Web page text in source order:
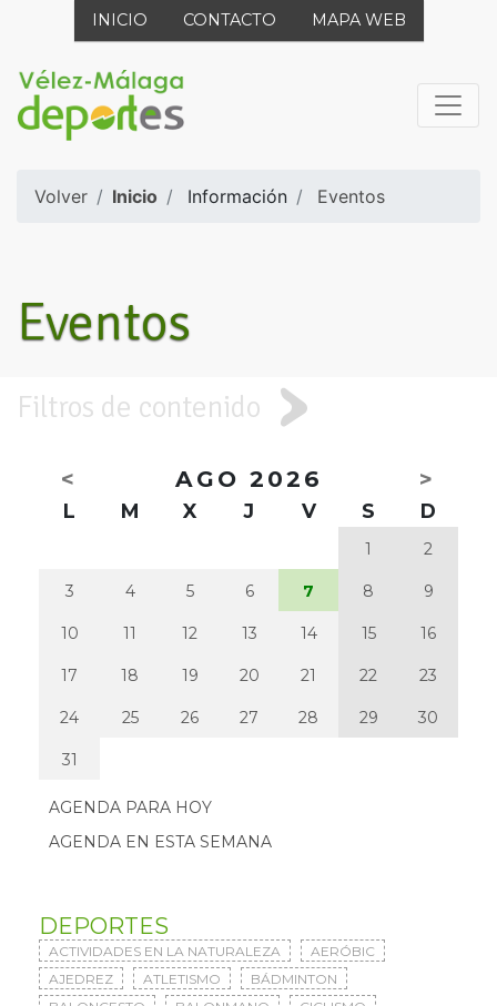
INICIO CONTACTO MAPA WEB
Volver Inicio Información Eventos
Eventos
Filtros de contenido
< AGO 2026 >
L M X J V S D
1 2
3 4 5 6 7 8 9
10 11 12 13 14 15 16
17 18 19 20 21 22 23
24 25 26 27 28 29 30
31
AGENDA PARA HOY
AGENDA EN ESTA SEMANA
DEPORTES
ACTIVIDADES EN LA NATURALEZA
AERÓBIC
AJEDREZ
ATLETISMO
BÁDMINTON